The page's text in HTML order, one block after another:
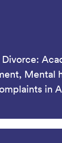
Mental
in